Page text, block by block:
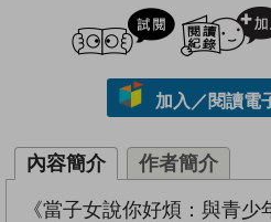
試閲
加入／閱讀電
內容簡介 作者簡介
《當子女說你好煩：與青